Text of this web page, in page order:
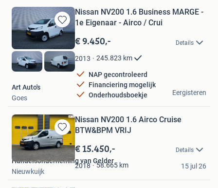
Bewaren
in
Mijn
Favorieten
Nissan NV200 1.6 Business MARGE -
1e Eigenaar - Airco / Crui
€ 9.450,- Details
2013 245.823 km
NAP gecontroleerd
Financiering mogelijk
Onderhoudsboekje
Art Auto's
Goes
Eergisteren
Bewaren
in
Mijn
Favorieten
Nissan NV200 1.6 Airco Cruise
BTW&BPM VRIJ
€ 15.450,- Details
2018 58.665 km
Handelsonderneming van Gelder
Nieuwkuijk
15 jul 26